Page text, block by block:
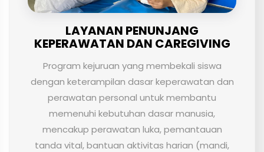
LAYANAN PENUNJANG
KEPERAWATAN DAN CAREGIVING
Program kejuruan yang membekali siswa
dengan keterampilan dasar keperawatan dan
perawatan personal untuk membantu
memenuhi kebutuhan dasar manusia,
mencakup perawatan luka, pemantauan
tanda vital, bantuan aktivitas harian (mandi,